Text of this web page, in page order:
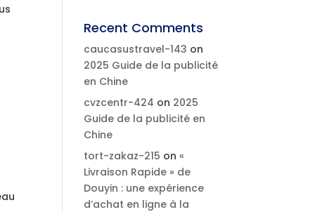
Recent Comments
caucasustravel-143 on
2025 Guide de la publicité
en Chine
cvzcentr-424 on 2025
Guide de la publicité en
Chine
tort-zakaz-215 on«
Livraison Rapide » de
Douyin : une expérience
d’achat en ligne à la